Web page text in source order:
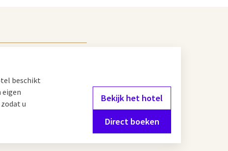
beschikt
eigen
u
Bekijk het hotel
Direct boeken